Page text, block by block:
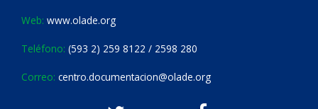
Web: www.olade.org
Teléfono: (593 2) 259 8122 / 2598 280
Correo: centro.documentacion@olade.org